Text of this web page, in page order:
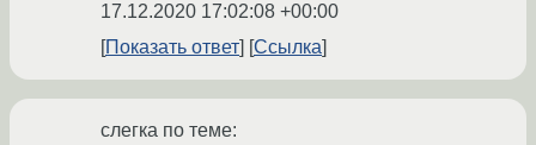
17.12.2020 17:02:08 +00:00
Показать ответ
Ссылка
слегка по теме: